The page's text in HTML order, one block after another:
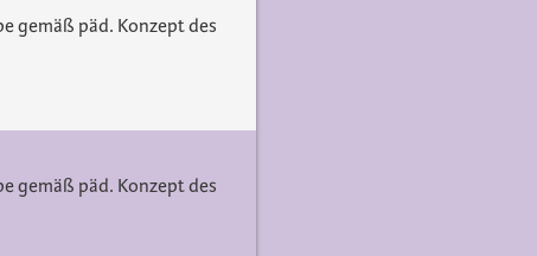
gemäß päd. Konzept des
gemäß päd. Konzept des